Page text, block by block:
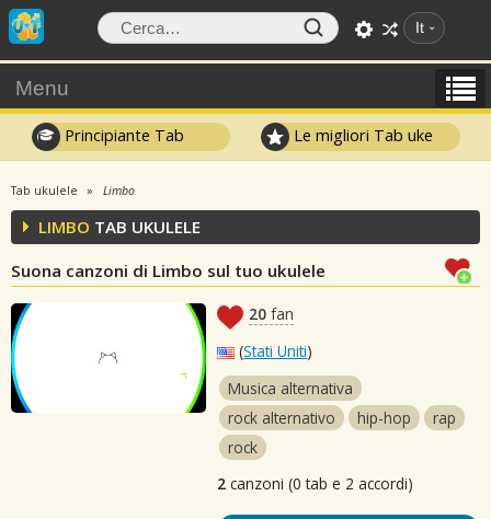
It
Menu
Principiante Tab Le migliori Tab uke
Tab ukulele Limbo
LIMBO TAB UKULELE
Suona canzoni di Limbo sul tuo ukulele
20 fan
(Stati Uniti)
Musica alternativa
rock alternativo
hip-hop
rap
rock
2 canzoni (0 tab e 2 accordi)